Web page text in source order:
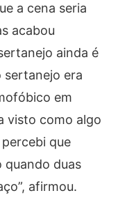
a cena seria
acabou
ainda é
sertanejo era
em
visto como algo
que
quando duas
afirmou.